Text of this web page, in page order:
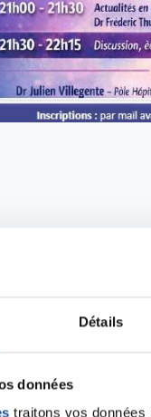
Détails
données
traitons vos données
la